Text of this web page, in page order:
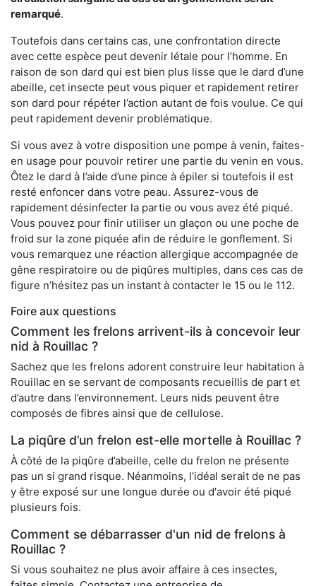
remarqué.
Toutefois dans certains cas, une confrontation directe
avec cette espèce peut devenir létale pour l’homme. En
raison de son dard qui est bien plus lisse que le dard d’une
abeille, cet insecte peut vous piquer et rapidement retirer
son dard pour répéter l’action autant de fois voulue. Ce qui
peut rapidement devenir problématique.
Si vous avez à votre disposition une pompe à venin, faites-
en usage pour pouvoir retirer une partie du venin en vous.
Ôtez le dard à l’aide d’une pince à épiler si toutefois il est
resté enfoncer dans votre peau. Assurez-vous de
rapidement désinfecter la partie ou vous avez été piqué.
Vous pouvez pour finir utiliser un glaçon ou une poche de
froid sur la zone piquée afin de réduire le gonflement. Si
vous remarquez une réaction allergique accompagnée de
gêne respiratoire ou de piqûres multiples, dans ces cas de
figure n’hésitez pas un instant à contacter le 15 ou le 112.
Foire aux questions
Comment les frelons arrivent-ils à concevoir leur
nid à Rouillac ?
Sachez que les frelons adorent construire leur habitation à
Rouillac en se servant de composants recueillis de part et
d’autre dans l’environnement. Leurs nids peuvent être
composés de fibres ainsi que de cellulose.
La piqûre d’un frelon est-elle mortelle à Rouillac ?
À côté de la piqûre d’abeille, celle du frelon ne présente
pas un si grand risque. Néanmoins, l’idéal serait de ne pas
y être exposé sur une longue durée ou d'avoir été piqué
plusieurs fois.
Comment se débarrasser d'un nid de frelons à
Rouillac ?
Si vous souhaitez ne plus avoir affaire à ces insectes,